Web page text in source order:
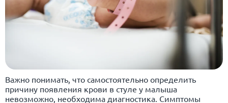
Важно понимать, что самостоятельно определить
причину появления крови в стуле у малыша
невозможно, необходима диагностика. Симптомы